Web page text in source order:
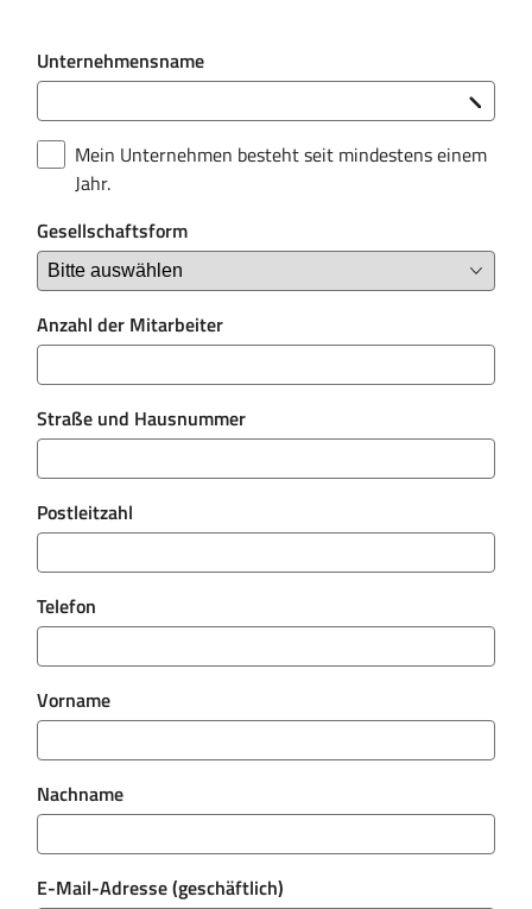
Unternehmensname
Mein Unternehmen besteht seit mindestens einem
Jahr.
Gesellschaftsform
Anzahl der Mitarbeiter
Straße und Hausnummer
Postleitzahl
Telefon
Vorname
Nachname
E-Mail-Adresse (geschäftlich)
Vorname
Nachname
E-Mail-Adresse (geschäftlich)
Unternehmensname
Ich willige ein, dass mich die Unternehmen der BLS
Leasing und Versicherungen persönlich informieren
kann jederzeit widerrufen werden. [Details
einblenden
Rechte Sie haben, finden Sie in unserer
Jetzt anfordern